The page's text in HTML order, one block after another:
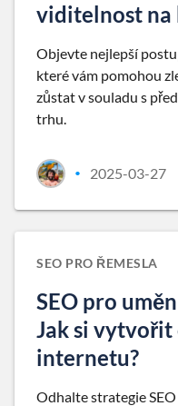
viditelnost na
Objevte nejlepší
které vám pomohou
zůstat v souladu s
trhu.
• 2025-03-27
SEO PRO ŘEMESLA
SEO pro
Jak si vytvořit
internetu?
Odhalte strategie